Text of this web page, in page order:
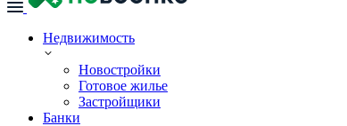
Недвижимость
Новостройки
Готовое жилье
Застройщики
Банки